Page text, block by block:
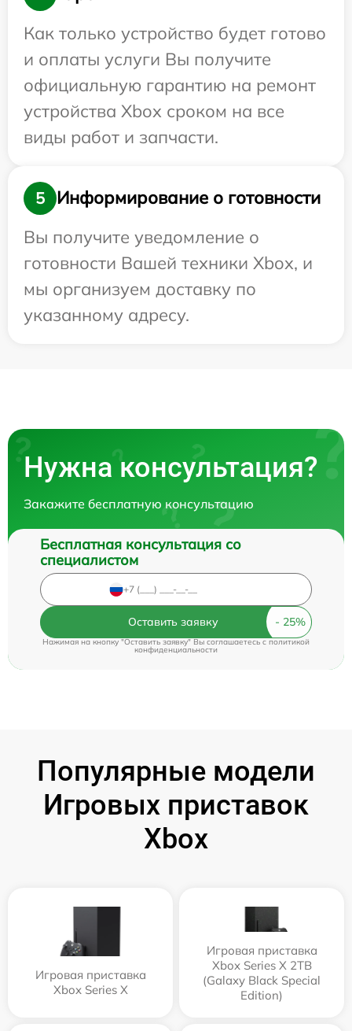
Как только устройство будет готово
и оплаты услуги Вы получите
официальную гарантию на ремонт
устройства Xbox сроком на все
виды работ и запчасти.
5
Информирование о готовности
Вы получите уведомление о
готовности Вашей техники Xbox, и
мы организуем доставку по
указанному адресу.
Нужна консультация?
Закажите бесплатную консультацию
Бесплатная консультация со
специалистом
Оставить заявку
Нажимая на кнопку "Оставить заявку" Вы соглашаетесь cполитикой
конфиденциальности
Популярные модели
Игровых приставок
Xbox
Игровая приставка
Xbox Series X
Игровая приставка
Xbox Series X 2TB
(Galaxy Black Special
Edition)